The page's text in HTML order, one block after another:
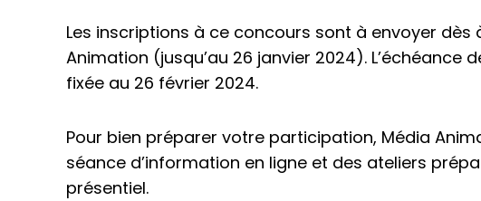
Les inscriptions à ce concours sont à envoyer dès
Animation (jusqu’au 26 janvier 2024). L’échéance
fixée au 26 février 2024.
Pour bien préparer votre participation, Média
séance d’information en ligne et des ateliers
présentiel.